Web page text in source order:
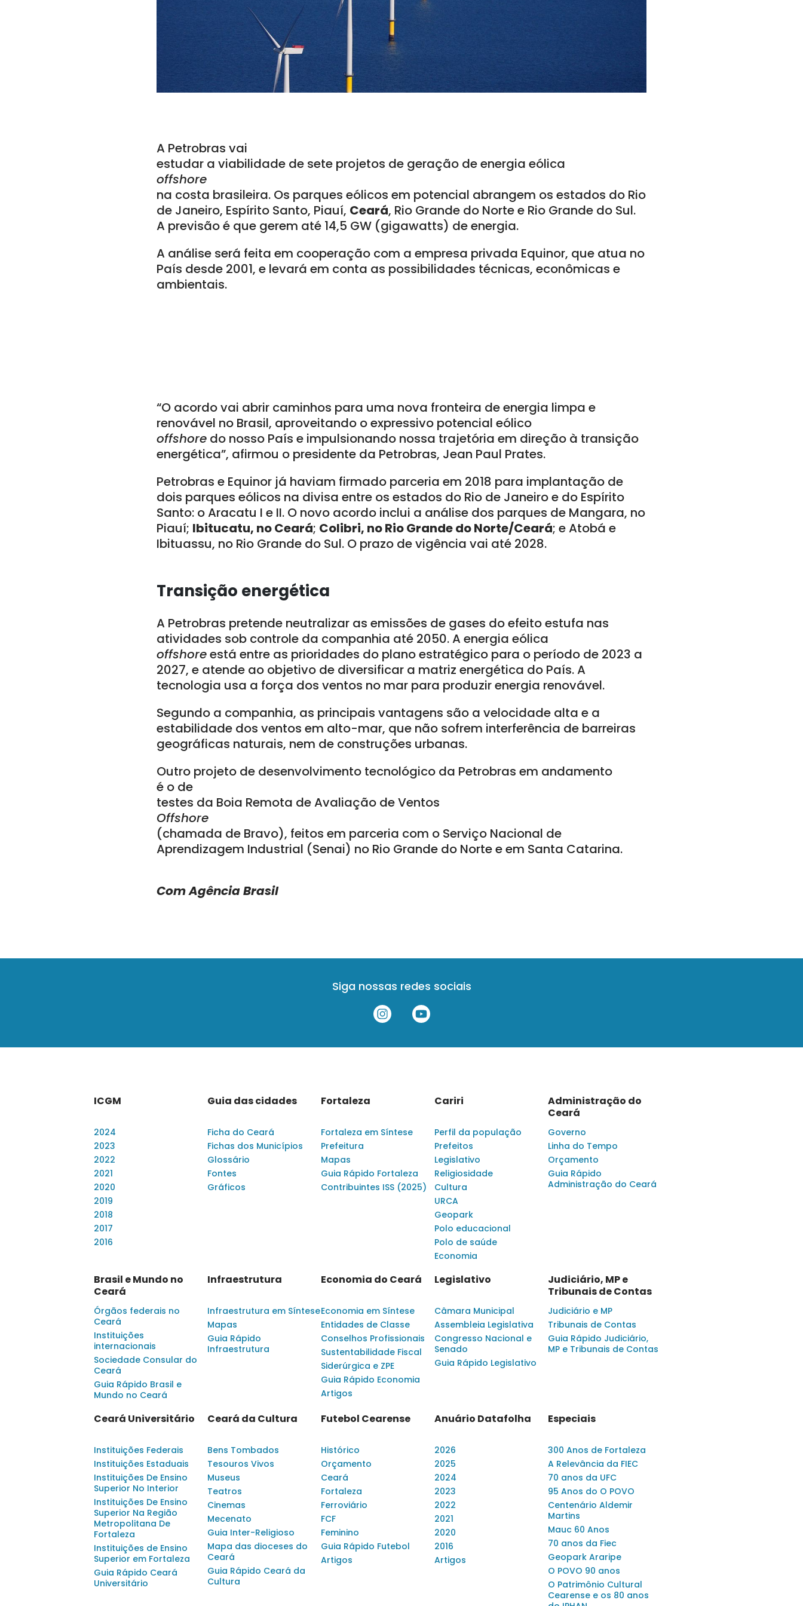
A Petrobras vai
estudar a viabilidade de sete projetos de geração de energia eólica
offshore
na costa brasileira. Os parques eólicos em potencial abrangem os estados do Rio
de Janeiro, Espírito Santo, Piauí, Ceará, Rio Grande do Norte e Rio Grande do Sul.
A previsão é que gerem até 14,5 GW (gigawatts) de energia.
A análise será feita em cooperação com a empresa privada Equinor, que atua no
País desde 2001, e levará em conta as possibilidades técnicas, econômicas e
ambientais.
“O acordo vai abrir caminhos para uma nova fronteira de energia limpa e
renovável no Brasil, aproveitando o expressivo potencial eólico
offshore do nosso País e impulsionando nossa trajetória em direção à transição
energética”, afirmou o presidente da Petrobras, Jean Paul Prates.
Petrobras e Equinor já haviam firmado parceria em 2018 para implantação de
dois parques eólicos na divisa entre os estados do Rio de Janeiro e do Espírito
Santo: o Aracatu I e II. O novo acordo inclui a análise dos parques de Mangara, no
Piauí; Ibitucatu, no Ceará; Colibri, no Rio Grande do Norte/Ceará; e Atobá e
Ibituassu, no Rio Grande do Sul. O prazo de vigência vai até 2028.
Transição energética
A Petrobras pretende neutralizar as emissões de gases do efeito estufa nas
atividades sob controle da companhia até 2050. A energia eólica
offshoreestá entre as prioridades do plano estratégico para o período de 2023 a
2027, e atende ao objetivo de diversificar a matriz energética do País. A
tecnologia usa a força dos ventos no mar para produzir energia renovável.
Segundo a companhia, as principais vantagens são a velocidade alta e a
estabilidade dos ventos em alto-mar, que não sofrem interferência de barreiras
geográficas naturais, nem de construções urbanas.
Outro projeto de desenvolvimento tecnológico da Petrobras em andamento
é o de
testes da Boia Remota de Avaliação de Ventos
Offshore
(chamada de Bravo), feitos em parceria com o Serviço Nacional de
Aprendizagem Industrial (Senai) no Rio Grande do Norte e em Santa Catarina.
Com Agência Brasil
Siga nossas redes sociais
ICGM
2024
2023
2022
2021
2020
2019
2018
2017
2016
Guia das cidades
Ficha do Ceará
Fichas dos Municípios
Glossário
Fontes
Gráficos
Fortaleza
Fortaleza em Síntese
Prefeitura
Mapas
Guia Rápido Fortaleza
Contribuintes ISS (2025)
Cariri
Perfil da população
Prefeitos
Legislativo
Religiosidade
Cultura
URCA
Geopark
Polo educacional
Polo de saúde
Economia
Administração do
Ceará
Governo
Linha do Tempo
Orçamento
Guia Rápido
Administração do Ceará
Brasil e Mundo no
Ceará
Órgãos federais no
Ceará
Instituições
internacionais
Sociedade Consular do
Ceará
Guia Rápido Brasil e
Mundo no Ceará
Infraestrutura
Infraestrutura em Síntese
Mapas
Guia Rápido
Infraestrutura
Economia do Ceará
Economia em Síntese
Entidades de Classe
Conselhos Profissionais
Sustentabilidade Fiscal
Siderúrgica e ZPE
Guia Rápido Economia
Artigos
Legislativo
Câmara Municipal
Assembleia Legislativa
Congresso Nacional e
Senado
Guia Rápido Legislativo
Judiciário, MP e
Tribunais de Contas
Judiciário e MP
Tribunais de Contas
Guia Rápido Judiciário,
MP e Tribunais de Contas
Ceará Universitário
Instituições Federais
Instituições Estaduais
Instituições De Ensino
Superior No Interior
Instituições De Ensino
Superior Na Região
Metropolitana De
Fortaleza
Instituições de Ensino
Superior em Fortaleza
Guia Rápido Ceará
Universitário
Ceará da Cultura
Bens Tombados
Tesouros Vivos
Museus
Teatros
Cinemas
Mecenato
Guia Inter-Religioso
Mapa das dioceses do
Ceará
Guia Rápido Ceará da
Cultura
Futebol Cearense
Histórico
Orçamento
Ceará
Fortaleza
Ferroviário
FCF
Feminino
Guia Rápido Futebol
Artigos
Anuário Datafolha
2026
2025
2024
2023
2022
2021
2020
2016
Artigos
Especiais
300 Anos de Fortaleza
A Relevância da FIEC
70 anos da UFC
95 Anos do O POVO
Centenário Aldemir
Martins
Mauc 60 Anos
70 anos da Fiec
Geopark Araripe
O POVO 90 anos
O Patrimônio Cultural
Cearense e os 80 anos